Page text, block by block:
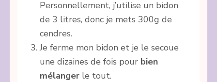
Personnellement, j’utilise un bidon
de 3 litres, donc je mets 300g de
cendres.
Je ferme mon bidon et je le secoue
une dizaines de fois pour bien
mélanger le tout.